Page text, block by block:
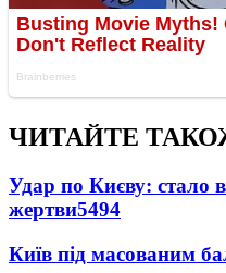
ЧИТАЙТЕ
Удар по Києву: стало
жертви5494
Київ під масованим